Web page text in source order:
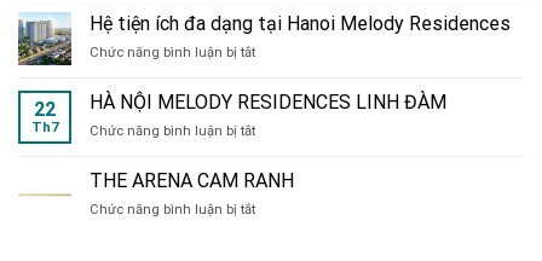
Xiển
ÁN
VLASTA
SẦM
Hệ tiện ích đa dạng tại Hanoi Melody Residences
Chức năng bình luận bị tắtở
tiện
ích
đa
tại
Melody
22
Th7
HÀ NỘI MELODY RESIDENCES LINH ĐÀM
Chức năng bình luận bị tắtở
NỘI
MELODY
RESIDENCES
THE ARENA CAM RANH
Chức năng bình luận bị tắtở